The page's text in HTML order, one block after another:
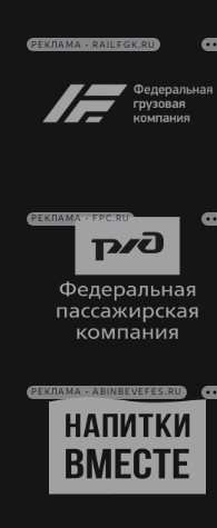
РЕКЛАМА • RAILFGK.RU
РЕКЛАМА • FPC.RU
РЕКЛАМА • ABINBEVEFES.RU